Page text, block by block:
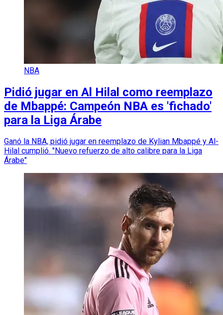
NBA
Pidió jugar en Al Hilal como reemplazo
de Mbappé: Campeón NBA es 'fichado'
para la Liga Árabe
Ganó la NBA, pidió jugar en reemplazo de Kylian Mbappé y Al-
Hilal cumplió. "Nuevo refuerzo de alto calibre para la Liga
Árabe"